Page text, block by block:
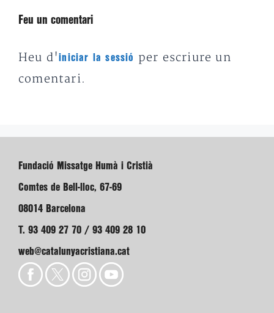
Feu un comentari
Heu d'iniciar la sessió
per escriure un
comentari.
Fundació Missatge Humà i Cristià
Comtes de Bell-lloc, 67-69
08014 Barcelona
T. 93 409 27 70 / 93 409 28 10
web@catalunyacristiana.cat